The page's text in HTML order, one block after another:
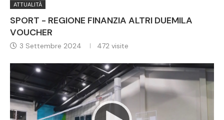
ATTUALITÀ
SPORT - REGIONE FINANZIA ALTRI DUEMILA
VOUCHER
3 Settembre 2024 472 visite
Video
Player